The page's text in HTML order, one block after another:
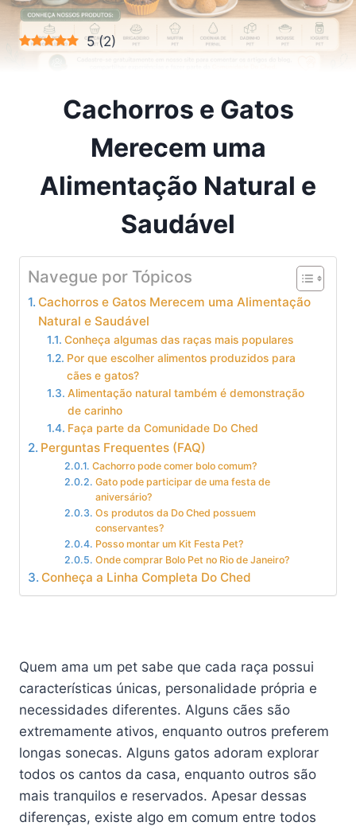
5 (2)
Cachorros e Gatos
Merecem uma
Alimentação Natural e
Saudável
Navegue por Tópicos
Cachorros e Gatos Merecem uma Alimentação
Natural e Saudável
Conheça algumas das raças mais populares
Por que escolher alimentos produzidos para
cães e gatos?
Alimentação natural também é demonstração
de carinho
Faça parte da Comunidade Do Ched
Perguntas Frequentes (FAQ)
Cachorro pode comer bolo comum?
Gato pode participar de uma festa de
aniversário?
Os produtos da Do Ched possuem
conservantes?
Posso montar um Kit Festa Pet?
Onde comprar Bolo Pet no Rio de Janeiro?
Conheça a Linha Completa Do Ched
Quem ama um pet sabe que cada raça possui
características únicas, personalidade própria e
necessidades diferentes. Alguns cães são
extremamente ativos, enquanto outros preferem
longas sonecas. Alguns gatos adoram explorar
todos os cantos da casa, enquanto outros são
mais tranquilos e reservados. Apesar dessas
diferenças, existe algo em comum entre todos